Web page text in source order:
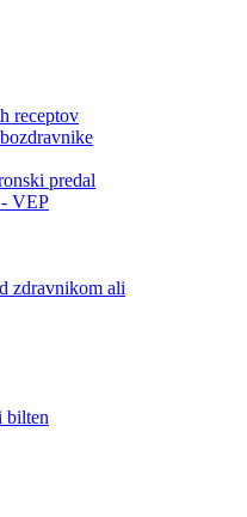
receptov
predal
VEP
zdravnikom ali
bilten